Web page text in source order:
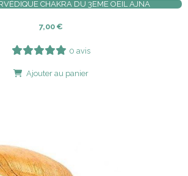
CHAKRA DU 3EME OEIL AJNA
7,00 €
0 avis
Ajouter au panier